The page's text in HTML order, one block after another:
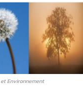
et Environnement